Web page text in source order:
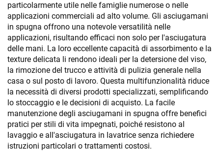
particolarmente utile nelle famiglie numerose o nelle
applicazioni commerciali ad alto volume. Gli asciugamani
in spugna offrono una notevole versatilità nelle
applicazioni, risultando efficaci non solo per l'asciugatura
delle mani. La loro eccellente capacità di assorbimento e la
texture delicata li rendono ideali per la detersione del viso,
la rimozione del trucco e attività di pulizia generale nella
casa o sul posto di lavoro. Questa multifunzionalità riduce
la necessità di diversi prodotti specializzati, semplificando
lo stoccaggio e le decisioni di acquisto. La facile
manutenzione degli asciugamani in spugna offre benefici
pratici per stili di vita impegnati, poiché resistono al
lavaggio e all'asciugatura in lavatrice senza richiedere
istruzioni particolari o trattamenti costosi.